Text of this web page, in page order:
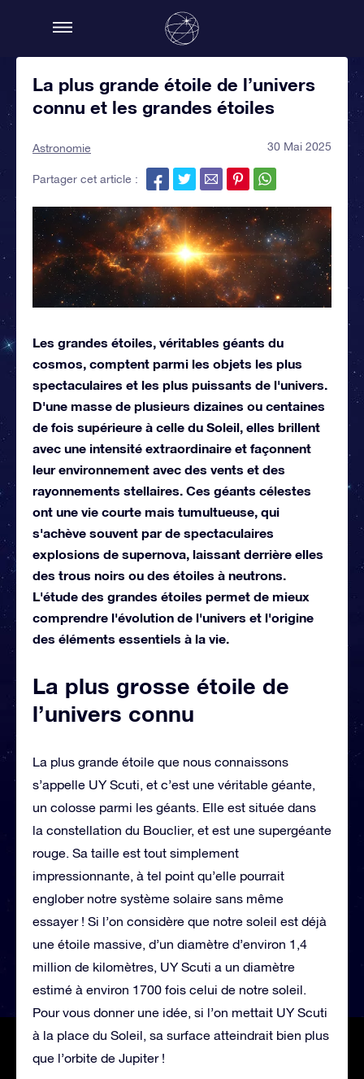
La plus grande étoile de l’univers
connu et les grandes étoiles
Astronomie 30 Mai 2025
Partager cet article :
Les grandes étoiles, véritables géants du
cosmos, comptent parmi les objets les plus
spectaculaires et les plus puissants de l'univers.
D'une masse de plusieurs dizaines ou centaines
de fois supérieure à celle du Soleil, elles brillent
avec une intensité extraordinaire et façonnent
leur environnement avec des vents et des
rayonnements stellaires. Ces géants célestes
ont une vie courte mais tumultueuse, qui
s'achève souvent par de spectaculaires
explosions de supernova, laissant derrière elles
des trous noirs ou des étoiles à neutrons.
L'étude des grandes étoiles permet de mieux
comprendre l'évolution de l'univers et l'origine
des éléments essentiels à la vie.
La plus grosse étoile de
l’univers connu
La plus grande étoile que nous connaissons
s’appelle UY Scuti, et c’est une véritable géante,
un colosse parmi les géants. Elle est située dans
la constellation du Bouclier, et est une supergéante
rouge. Sa taille est tout simplement
impressionnante, à tel point qu’elle pourrait
englober notre système solaire sans même
essayer ! Si l’on considère que notre soleil est déjà
une étoile massive, d’un diamètre d’environ 1,4
million de kilomètres, UY Scuti a un diamètre
estimé à environ 1700 fois celui de notre soleil.
Pour vous donner une idée, si l’on mettait UY Scuti
à la place du Soleil, sa surface atteindrait bien plus
que l’orbite de Jupiter !